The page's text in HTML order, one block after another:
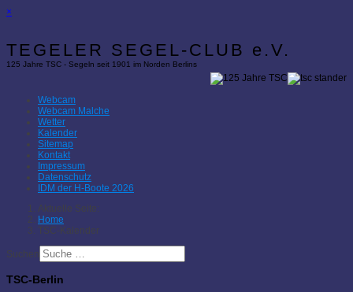
×
TEGELER SEGEL-CLUB e.V.
125 Jahre TSC - Segeln seit 1901 im Norden Berlins
Webcam
Webcam Malche
Wetter
Kalender
Sitemap
Kontakt
Impressum
Datenschutz
IDM der H-Boote 2026
Aktuelle Seite:
Home
TSC-Kalender
Suchen
TSC-Berlin